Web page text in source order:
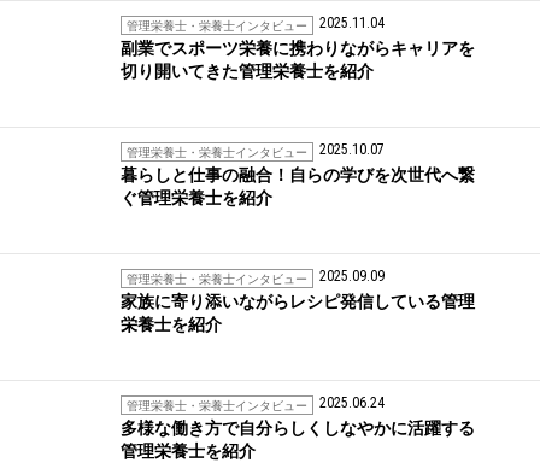
管理栄養士・栄養士インタビュー 2025.11.04
副業でスポーツ栄養に携わりながらキャリアを
切り開いてきた管理栄養士を紹介
管理栄養士・栄養士インタビュー 2025.10.07
暮らしと仕事の融合！自らの学びを次世代へ繋
ぐ管理栄養士を紹介
管理栄養士・栄養士インタビュー 2025.09.09
家族に寄り添いながらレシピ発信している管理
栄養士を紹介
管理栄養士・栄養士インタビュー 2025.06.24
多様な働き方で自分らしくしなやかに活躍する
管理栄養士を紹介